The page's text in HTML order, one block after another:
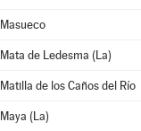
Masueco
Mata de Ledesma (La)
Matilla de los Caños del Río
Maya (La)